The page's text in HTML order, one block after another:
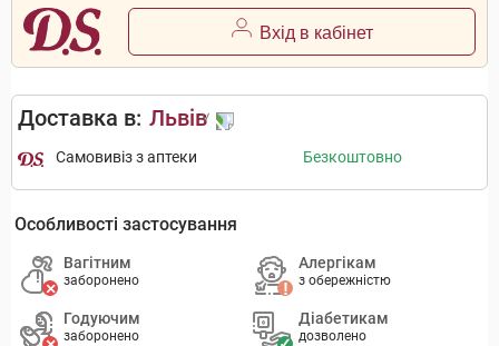
Вхід в кабінет
Доставка в: Львів
Самовивіз з аптеки Безкоштовно
Особливості застосування
Вагітним
заборонено
Алергікам
з обережністю
Годуючим
заборонено
Діабетикам
дозволено